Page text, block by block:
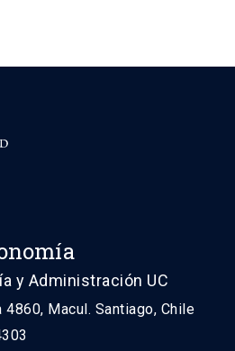
y Administración UC
4860, Macul. Santiago, Chile